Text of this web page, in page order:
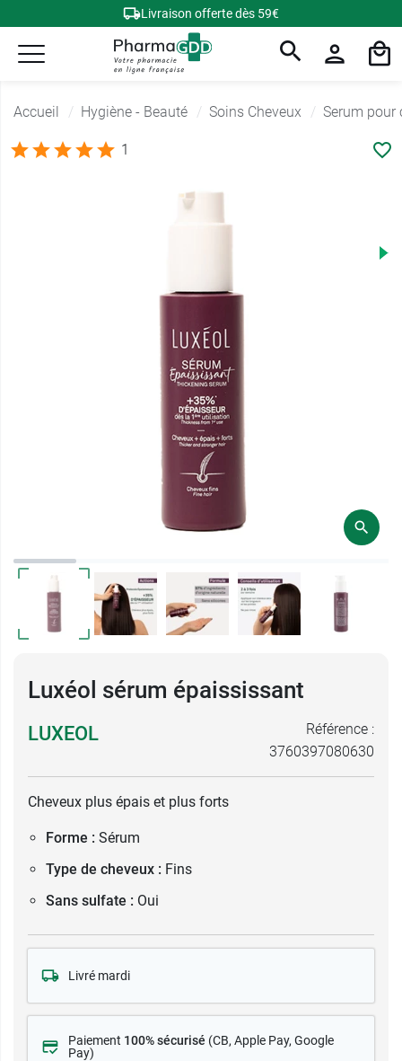
Livraison offerte dès 59€
Accueil Hygiène - Beauté Soins Cheveux Serum pour
1
Luxéol sérum épaississant
LUXEOL
Référence :
3760397080630
Cheveux plus épais et plus forts
Forme : Sérum
Type de cheveux : Fins
Sans sulfate : Oui
Livré mardi
Paiement 100% sécurisé (CB, Apple Pay, Google
Pay)